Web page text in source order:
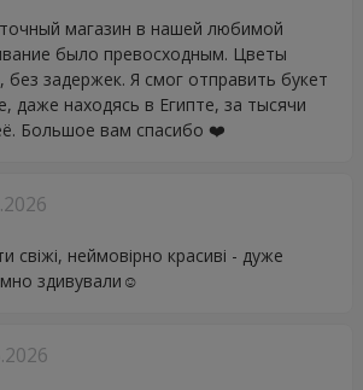
магазин в нашей любимой
было превосходным. Цветы
задержек. Я смог отправить букет
даже находясь в Египте, за тысячи
Большое вам спасибо ❤️
свіжі, неймовірно красиві - дуже
здивували☺️